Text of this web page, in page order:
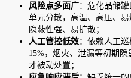
风险点多面广：危化品储
单元分散，高温、高压、
隐蔽性强、易扩散；
人工管控低效：依赖人工
15%，烟火、泄漏等初期
才被动处置；